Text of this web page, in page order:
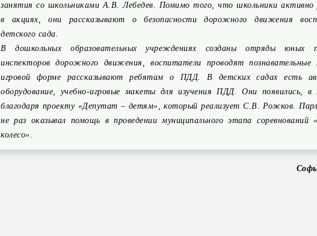
занятия со школьниками А.В. Лебедев. Помимо того, что школьники активно
в акциях, они рассказывают о безопасности дорожного движения
детского сада.
В дошкольных образовательных учреждениях созданы отряды юных
инспекторов дорожного движения, воспитатели проводят познавательные
игровой форме рассказывают ребятам о ПДД. В детских садах есть
оборудование, учебно-игровые макеты для изучения ПДД. Они появились, в
благодаря проекту «Депутат – детям», который реализует С.В. Рожков.
не раз оказывал помощь в проведении муниципального этапа соревнований
колесо».